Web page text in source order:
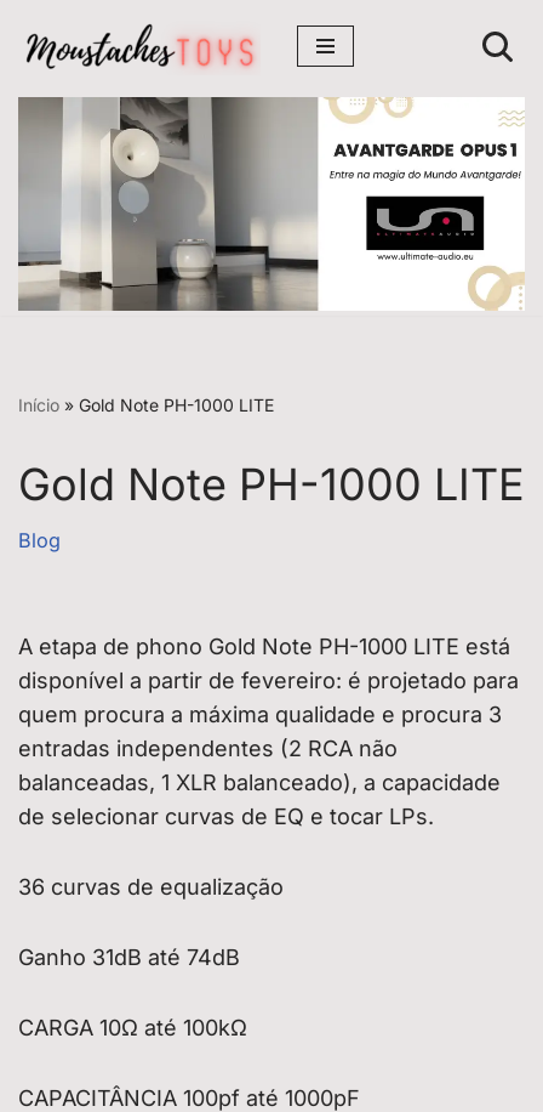
Avançar
para
conteúdo
Início » Gold Note PH-1000 LITE
Gold Note PH-1000 LITE
Blog
A etapa de phono Gold Note PH-1000 LITE está
disponível a partir de fevereiro: é projetado para
quem procura a máxima qualidade e procura 3
entradas independentes (2 RCA não
balanceadas, 1 XLR balanceado), a capacidade
de selecionar curvas de EQ e tocar LPs.
36 curvas de equalização
Ganho 31dB até 74dB
CARGA 10Ω até 100kΩ
CAPACITÂNCIA 100pf até 1000pF